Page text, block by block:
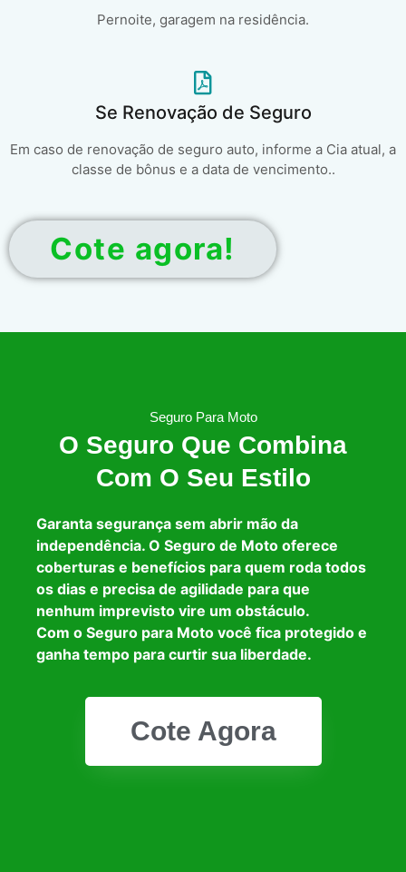
Pernoite, garagem na residência.
Se Renovação de Seguro
Em caso de renovação de seguro auto, informe a Cia atual, a
classe de bônus e a data de vencimento..
Cote agora!
Seguro Para Moto
O Seguro Que Combina
Com O Seu Estilo
Garanta segurança sem abrir mão da
independência. O Seguro de Moto oferece
coberturas e benefícios para quem roda todos
os dias e precisa de agilidade para que
nenhum imprevisto vire um obstáculo.
Com o Seguro para Moto você fica protegido e
ganha tempo para curtir sua liberdade.
Cote Agora